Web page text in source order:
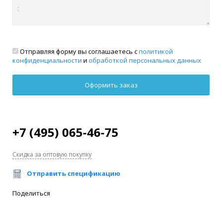
Отправляя форму вы соглашаетесь сполитикой
конфиденциальности и обработкой персональных данных
+7 (495) 065-46-75
Скидка за оптовую покупку
Отправить спецификацию
Поделиться